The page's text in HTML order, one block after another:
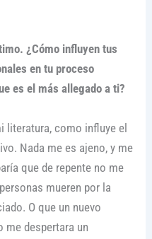
¿Cómo influyen tus
en tu proceso
es el más allegado a ti?
literatura, como influye el
Nada me es ajeno, y me
que de repente no me
mueren por la
O que un nuevo
despertara un